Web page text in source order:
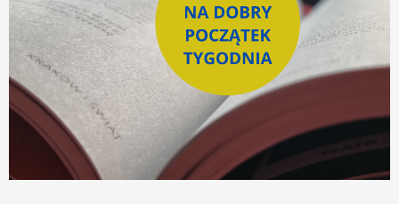
PO KRAKOSKU
MIASTO
SUBIEKTYWNIE
SPOTKANIE